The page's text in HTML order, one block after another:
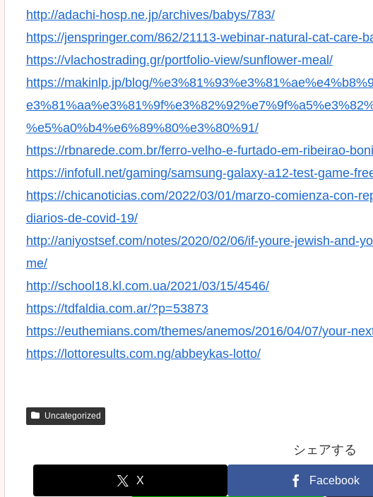
http://adachi-hosp.ne.jp/archives/babys/783/
https://jenspringer.com/862/21113-webinar-natural-cat-care-
https://vlachostrading.gr/portfolio-view/sunflower-meal/
https://makinlp.jp/blog/
%e5%a0%b4%e6%89%80%e3%80%91/
https://rbnarede.com.br/ferro-velho-e-furtado-em-ribeirao-
https://infofull.net/gaming/samsung-galaxy-a12-test-game-
https://chicanoticias.com/2022/03/01/marzo-comienza-con-
diarios-de-covid-19/
http://aniyostsef.com/notes/2020/02/06/if-youre-jewish-and-
me/
http://school18.kl.com.ua/2021/03/15/4546/
https://tdfaldia.com.ar/?p=53873
https://euthemians.com/themes/anemos/2016/04/07/your-
https://lottoresults.com.ng/abbeykas-lotto/
Uncategorized
シェアする
X Facebook